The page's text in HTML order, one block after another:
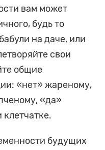
вам может
будь то
на даче, или
свои
общие
«нет» жареному,
«да»
будущих